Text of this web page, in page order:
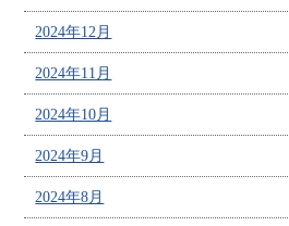
2024年12月
2024年11月
2024年10月
2024年9月
2024年8月